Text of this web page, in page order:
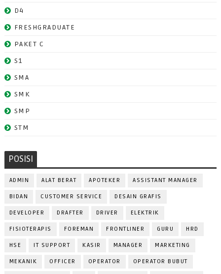
D4
FRESHGRADUATE
PAKET C
S1
SMA
SMK
SMP
STM
POSISI
ADMIN ALAT BERAT APOTEKER ASSISTANT MANAGER
BIDAN CUSTOMER SERVICE DESAIN GRAFIS
DEVELOPER DRAFTER DRIVER ELEKTRIK
FISIOTERAPIS FOREMAN FRONTLINER GURU HRD
HSE IT SUPPORT KASIR MANAGER MARKETING
MEKANIK OFFICER OPERATOR OPERATOR BUBUT